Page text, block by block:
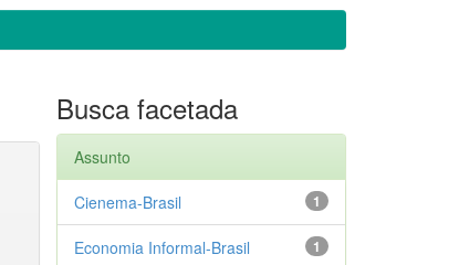
Busca facetada
Assunto
1
Cienema-Brasil
1
Economia Informal-Brasil